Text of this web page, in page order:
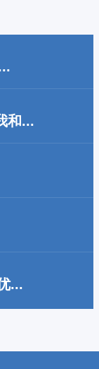
，校园湖
和...
史精神、
不轻；字
蝶的翅膀
...